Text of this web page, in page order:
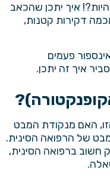
איך יתכן שהכאב
דקירות קטנות,
פעמים
איך זה יתכן.
האם מנקודת המבט
של הרפואה הסינית.
חשוב ברפואה הסינית,